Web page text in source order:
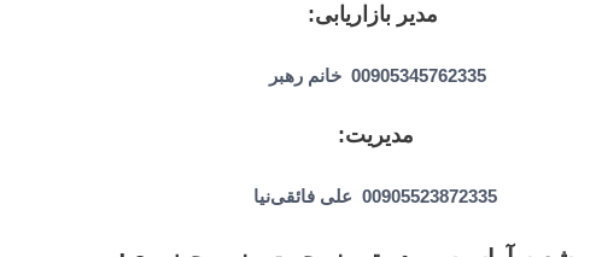
مدیر بازاریابی:
00905345762335 خانم رهبر
مدیریت:
00905523872335 علی فائقی‌نیا